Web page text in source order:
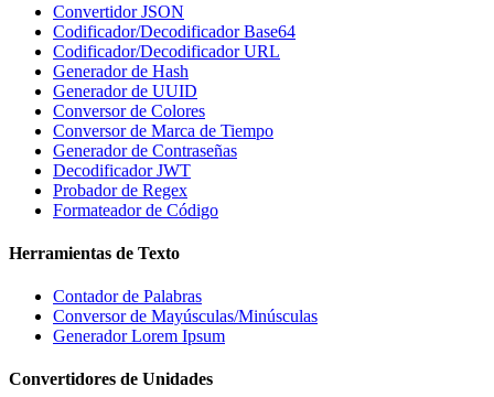
Convertidor JSON
Codificador/Decodificador Base64
Codificador/Decodificador URL
Generador de Hash
Generador de UUID
Conversor de Colores
Conversor de Marca de Tiempo
Generador de Contraseñas
Decodificador JWT
Probador de Regex
Formateador de Código
Herramientas de Texto
Contador de Palabras
Conversor de Mayúsculas/Minúsculas
Generador Lorem Ipsum
Convertidores de Unidades